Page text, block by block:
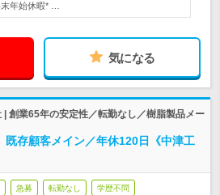
年始休暇* …
気になる
創業65年の安定性／転勤なし／樹脂製品メー
既存顧客メイン／年休120日《中津工
急募 転勤なし 学歴不問